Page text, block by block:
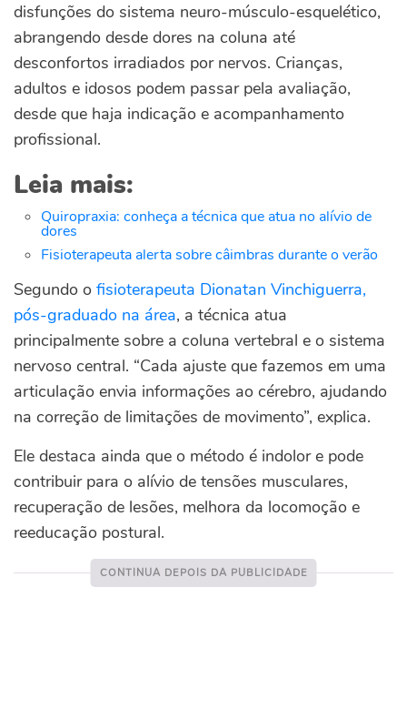
disfunções do sistema neuro-músculo-esquelético,
abrangendo desde dores na coluna até
desconfortos irradiados por nervos. Crianças,
adultos e idosos podem passar pela avaliação,
desde que haja indicação e acompanhamento
profissional.
Leia mais:
Quiropraxia: conheça a técnica que atua no alívio de
dores
Fisioterapeuta alerta sobre câimbras durante o verão
Segundo o fisioterapeuta Dionatan Vinchiguerra,
pós-graduado na área, a técnica atua
principalmente sobre a coluna vertebral e o sistema
nervoso central. “Cada ajuste que fazemos em uma
articulação envia informações ao cérebro, ajudando
na correção de limitações de movimento”, explica.
Ele destaca ainda que o método é indolor e pode
contribuir para o alívio de tensões musculares,
recuperação de lesões, melhora da locomoção e
reeducação postural.